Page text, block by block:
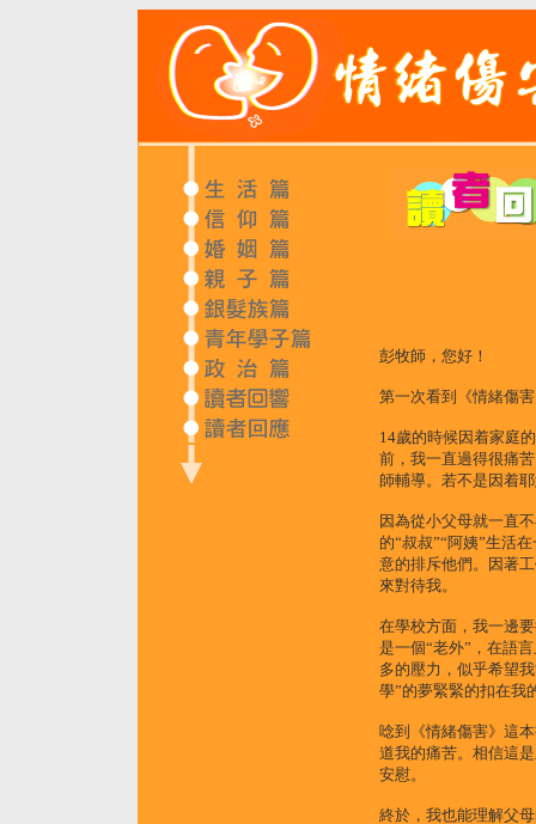
彭牧師，您好！
第一次看到《情緒傷
14歲的時候因着家庭
前，我一直過得很痛
師輔導。若不是因着
因為從小父母就一直
的“叔叔”“阿姨”生活
意的排斥他們。因著
來對待我。
在學校方面，我一邊
是一個“老外”，在語
多的壓力，似乎希望
學”的夢緊緊的扣在我
唸到《情緒傷害》這
道我的痛苦。相信這
安慰。
終於，我也能理解父